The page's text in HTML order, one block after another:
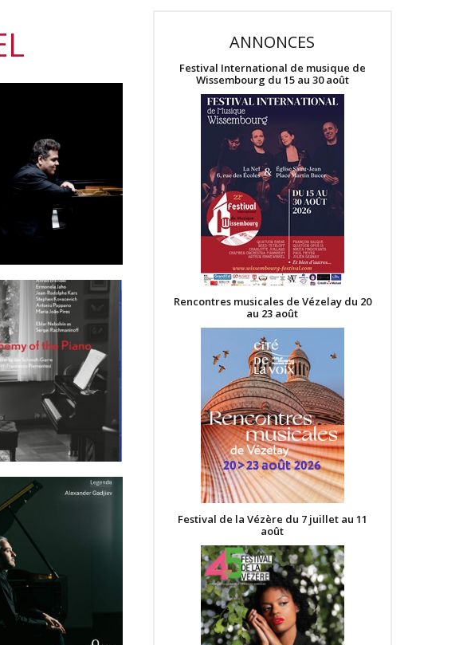
ANNONCES
Festival International de musique de
Wissembourg du 15 au 30 août
Rencontres musicales de Vézelay du 20
au 23 août
Festival de la Vézère du 7 juillet au 11
août